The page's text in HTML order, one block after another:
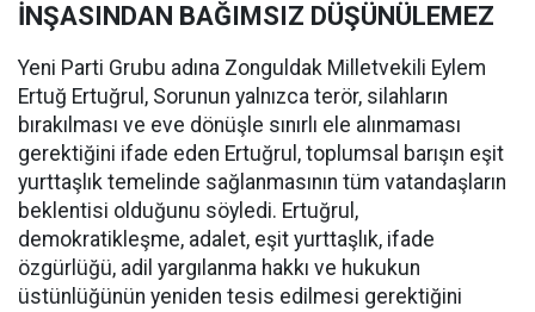
İNŞASINDAN BAĞIMSIZ DÜŞÜNÜLEMEZ
Yeni Parti Grubu adına Zonguldak Milletvekili Eylem
Ertuğ Ertuğrul, Sorunun yalnızca terör, silahların
bırakılması ve eve dönüşle sınırlı ele alınmaması
gerektiğini ifade eden Ertuğrul, toplumsal barışın eşit
yurttaşlık temelinde sağlanmasının tüm vatandaşların
beklentisi olduğunu söyledi. Ertuğrul,
demokratikleşme, adalet, eşit yurttaşlık, ifade
özgürlüğü, adil yargılanma hakkı ve hukukun
üstünlüğünün yeniden tesis edilmesi gerektiğini